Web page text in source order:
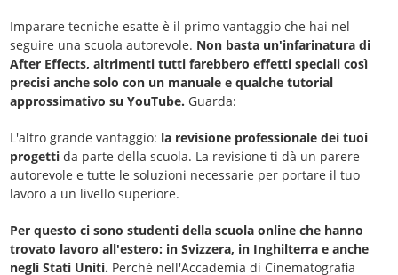
Imparare tecniche esatte è il primo vantaggio che hai nel
seguire una scuola autorevole. Non basta un'infarinatura di
After Effects, altrimenti tutti farebbero effetti speciali così
precisi anche solo con un manuale e qualche tutorial
approssimativo su YouTube. Guarda:
L'altro grande vantaggio: la revisione professionale dei tuoi
progetti da parte della scuola. La revisione ti dà un parere
autorevole e tutte le soluzioni necessarie per portare il tuo
lavoro a un livello superiore.
Per questo ci sono studenti della scuola online che hanno
trovato lavoro all'estero: in Svizzera, in Inghilterra e anche
negli Stati Uniti. Perché nell'Accademia di Cinematografia